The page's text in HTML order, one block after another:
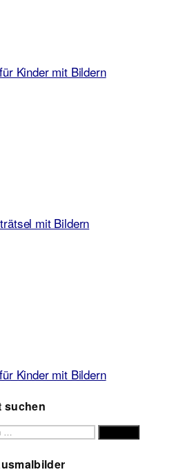
Kinder mit Bildern
mit Bildern
Kinder mit Bildern
suchen